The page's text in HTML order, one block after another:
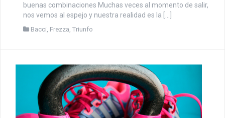
buenas combinaciones Muchas veces al momento de salir,
nos vemos al espejo y nuestra realidad es la […]
Bacci, Frezza, Triunfo